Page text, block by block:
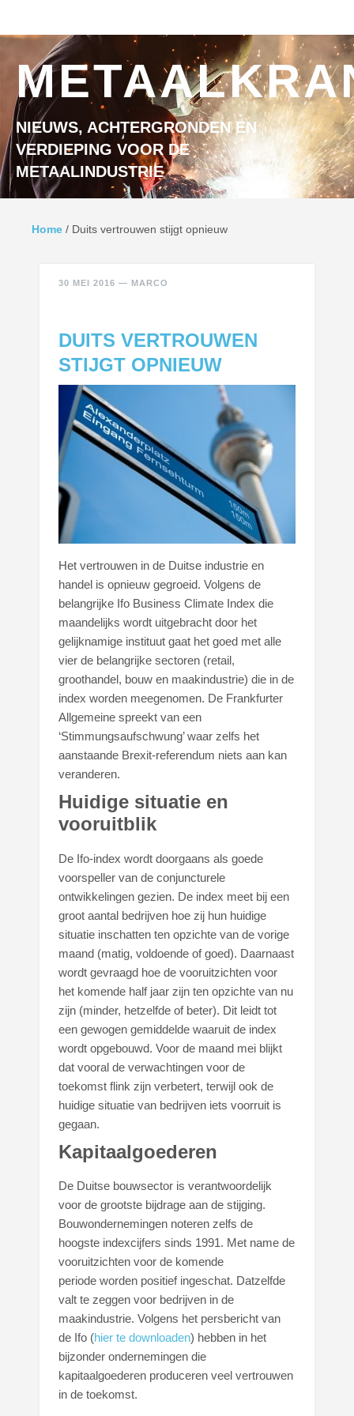
NIEUWS, ACHTERGRONDEN EN
VERDIEPING VOOR DE
METAALINDUSTRIE
Home / Duits vertrouwen stijgt opnieuw
30 MEI 2016 — MARCO
DUITS VERTROUWEN
STIJGT OPNIEUW
Het vertrouwen in de Duitse industrie en
handel is opnieuw gegroeid. Volgens de
belangrijke Ifo Business Climate Index die
maandelijks wordt uitgebracht door het
gelijknamige instituut gaat het goed met alle
vier de belangrijke sectoren (retail,
groothandel, bouw en maakindustrie) die in de
index worden meegenomen. De Frankfurter
Allgemeine spreekt van een
‘Stimmungsaufschwung’ waar zelfs het
aanstaande Brexit-referendum niets aan kan
veranderen.
Huidige situatie en
vooruitblik
De Ifo-index wordt doorgaans als goede
voorspeller van de conjuncturele
ontwikkelingen gezien. De index meet bij een
groot aantal bedrijven hoe zij hun huidige
situatie inschatten ten opzichte van de vorige
maand (matig, voldoende of goed). Daarnaast
wordt gevraagd hoe de vooruitzichten voor
het komende half jaar zijn ten opzichte van nu
zijn (minder, hetzelfde of beter). Dit leidt tot
een gewogen gemiddelde waaruit de index
wordt opgebouwd. Voor de maand mei blijkt
dat vooral de verwachtingen voor de
toekomst flink zijn verbetert, terwijl ook de
huidige situatie van bedrijven iets voorruit is
gegaan.
Kapitaalgoederen
De Duitse bouwsector is verantwoordelijk
voor de grootste bijdrage aan de stijging.
Bouwondernemingen noteren zelfs de
hoogste indexcijfers sinds 1991. Met name de
vooruitzichten voor de komende
periode worden positief ingeschat. Datzelfde
valt te zeggen voor bedrijven in de
maakindustrie. Volgens het persbericht van
de Ifo (hier te downloaden) hebben in het
bijzonder ondernemingen die
kapitaalgoederen produceren veel vertrouwen
in de toekomst.